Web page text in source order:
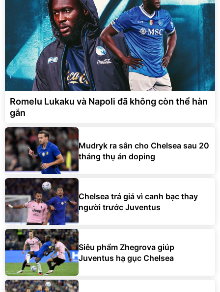
Romelu Lukaku và Napoli đã không còn thể hàn
gắn
Mudryk ra sân cho Chelsea sau 20
tháng thụ án doping
Chelsea trả giá vì canh bạc thay
người trước Juventus
Siêu phẩm Zhegrova giúp
Juventus hạ gục Chelsea